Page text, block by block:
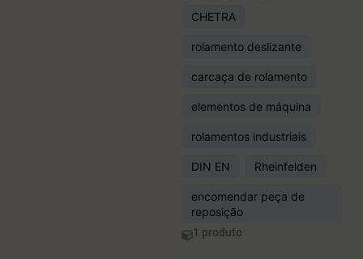
CHETRA
rolamento deslizante
carcaça de rolamento
elementos de máquina
rolamentos industriais
DIN EN Rheinfelden
encomendar peça de
reposição
1 produto